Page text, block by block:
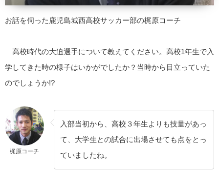
お話を伺った鹿児島城西高校サッカー部の梶原コーチ
—高校時代の大迫選手について教えてください。高校1年生で入
学してきた時の様子はいかがでしたか？当時から目立っていた
のでしょうか!?
梶原コーチ
入部当初から、高校３年生よりも技量があっ
て、大学生との試合に出場させても点をとっ
ていましたね。